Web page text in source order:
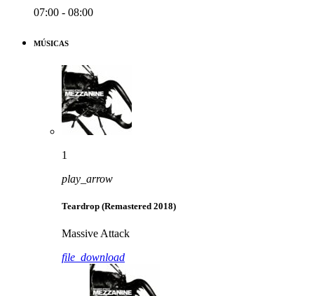
07:00 - 08:00
MÚSICAS
1
play_arrow
Teardrop (Remastered 2018)
Massive Attack
file_download